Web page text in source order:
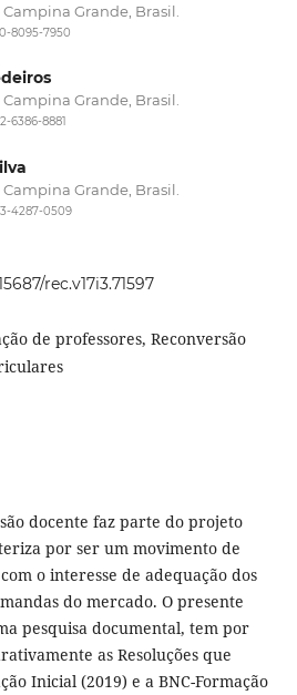
Grande, Brasil.
8095-7950
Grande, Brasil.
6386-8881
Grande, Brasil.
4287-0509
rec.v17i3.71597
de professores, Reconversão
docente faz parte do projeto
por ser um movimento de
o interesse de adequação dos
do mercado. O presente
pesquisa documental, tem por
as Resoluções que
Inicial (2019) e a BNC-Formação